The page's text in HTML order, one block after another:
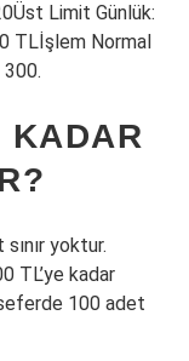
Limit Günlük:
TLİşlem Normal
KADAR
yoktur.
TL’ye kadar
100 adet